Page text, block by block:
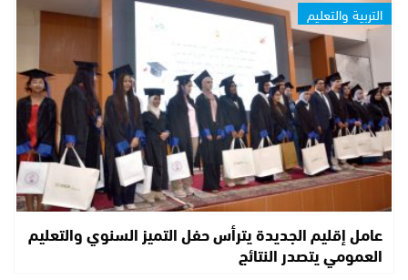
التربية والتعليم
عامل إقليم الجديدة يترأس حفل التميز السنوي والتعليم
العمومي يتصدر النتائج